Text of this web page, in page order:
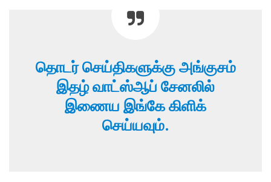
தொடர் செய்திகளுக்கு அங்குசம்
இதழ் வாட்ஸ்ஆப் சேனலில்
இணைய இங்கே கிளிக்
செய்யவும்.